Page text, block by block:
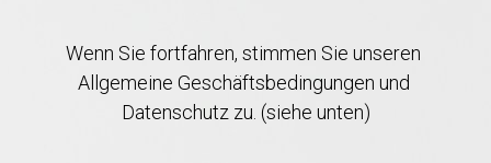
Wenn Sie fortfahren, stimmen Sie unseren
Allgemeine Geschäftsbedingungen und
Datenschutz zu. (siehe unten)